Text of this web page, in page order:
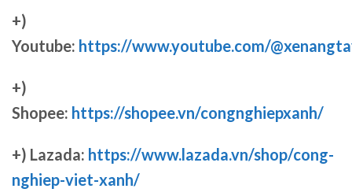
+)
Youtube: https://www.youtube.com/
+)
Shopee: https://shopee.vn/congnghiepxanh/
+) Lazada: https://www.lazada.vn/shop/cong-
nghiep-viet-xanh/